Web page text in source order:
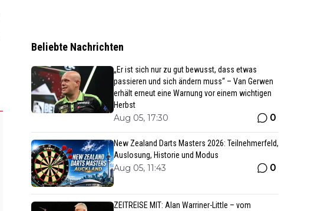
Beliebte Nachrichten
„Er ist sich nur zu gut bewusst, dass etwas
passieren und sich ändern muss“ – Van Gerwen
erhält erneut eine Warnung vor einem wichtigen
Herbst
Aug 05, 17:30 0
New Zealand Darts Masters 2026: Teilnehmerfeld,
Auslosung, Historie und Modus
Aug 05, 11:43 0
ZEITREISE MIT: Alan Warriner-Little – vom